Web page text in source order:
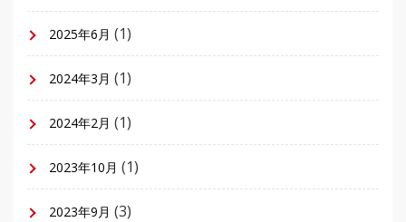
2025年6月 (1)
2024年3月 (1)
2024年2月 (1)
2023年10月 (1)
2023年9月 (3)